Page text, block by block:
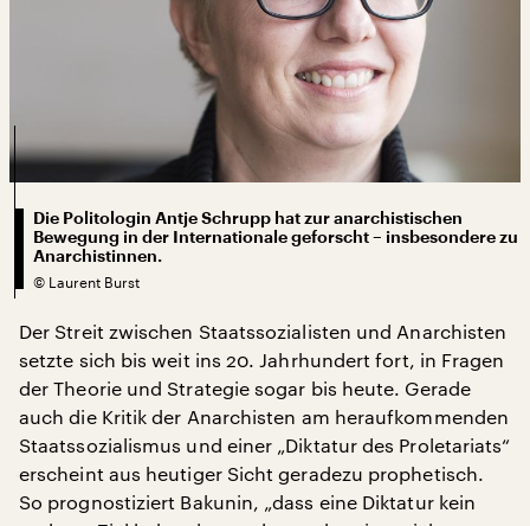
Die Politologin Antje Schrupp hat zur anarchistischen
Bewegung in der Internationale geforscht – insbesondere zu
Anarchistinnen.
© Laurent Burst
Der Streit zwischen Staatssozialisten und Anarchisten
setzte sich bis weit ins 20. Jahrhundert fort, in Fragen
der Theorie und Strategie sogar bis heute. Gerade
auch die Kritik der Anarchisten am heraufkommenden
Staatssozialismus und einer „Diktatur des Proletariats“
erscheint aus heutiger Sicht geradezu prophetisch.
So prognostiziert Bakunin, „dass eine Diktatur kein